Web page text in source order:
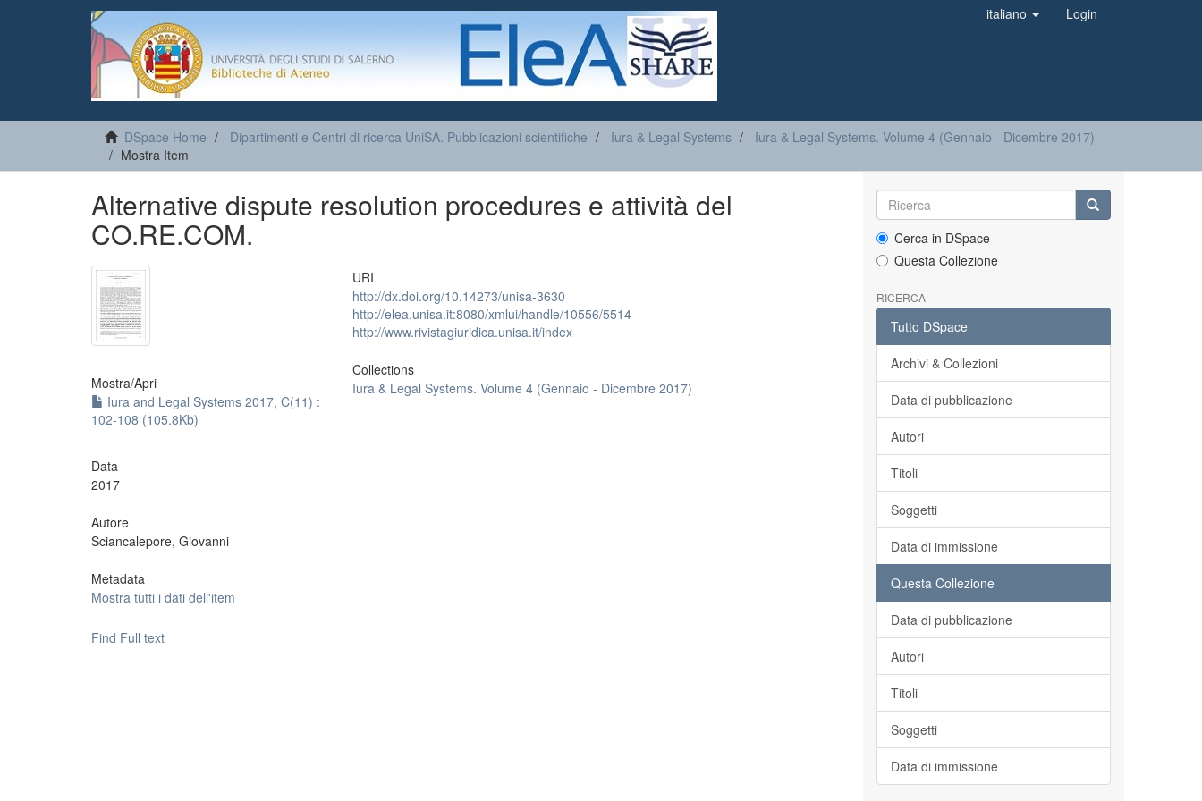
italiano Login
DSpace Home Dipartimenti e Centri di ricerca UniSA. Pubblicazioni scientifiche Iura & Legal Systems
Iura & Legal Systems. Volume 4 (Gennaio - Dicembre 2017)
Mostra Item
Alternative dispute resolution procedures e attività del
CO.RE.COM.
Mostra/Apri
Iura and Legal Systems 2017, C(11) :
102-108 (105.8Kb)
Data
2017
Autore
Sciancalepore, Giovanni
Metadata
Mostra tutti i dati dell'item
URI
http://dx.doi.org/10.14273/unisa-3630
http://elea.unisa.it:8080/xmlui/handle/10556/5514
http://www.rivistagiuridica.unisa.it/index
Collections
Iura & Legal Systems. Volume 4 (Gennaio - Dicembre 2017)
Find Full text
Cerca in DSpace
Questa Collezione
RICERCA
Tutto DSpace
Archivi & Collezioni
Data di pubblicazione
Autori
Titoli
Soggetti
Data di immissione
Questa Collezione
Data di pubblicazione
Autori
Titoli
Soggetti
Data di immissione